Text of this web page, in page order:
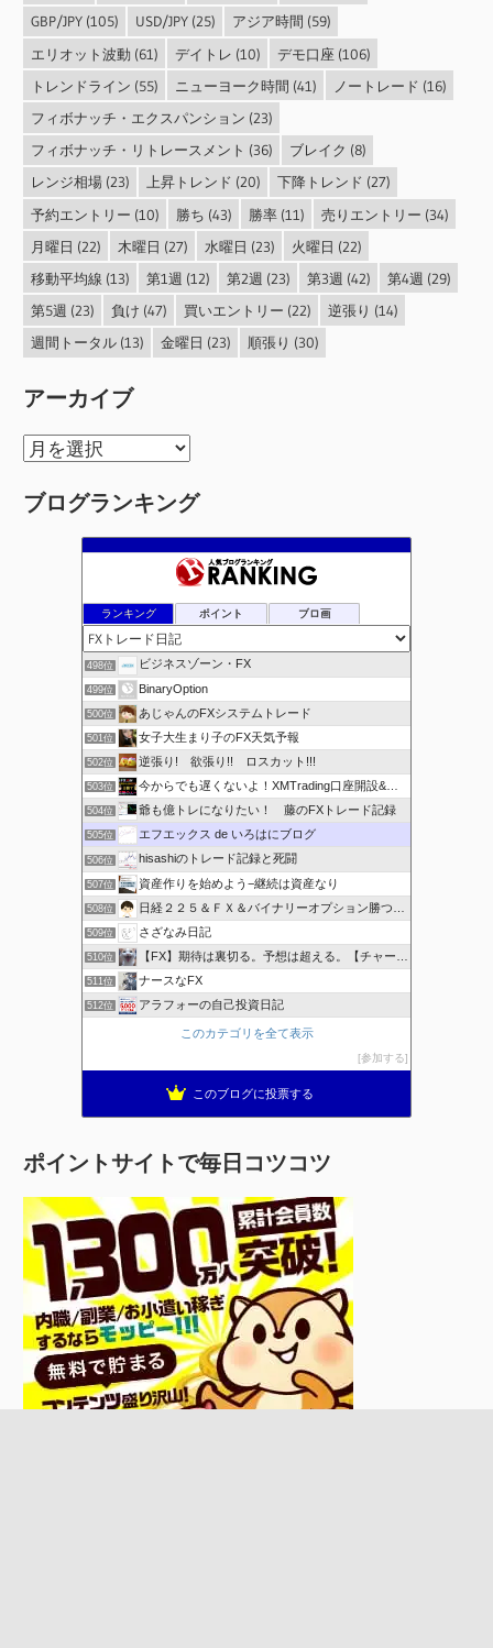
GBP/JPY(105) USD/JPY(25) アジア時間 (59)
エリオット波動 (61) デイトレ (10) デモ口座 (106)
トレンドライン (55) ニューヨーク時間 (41) ノートレード (16)
フィボナッチ・エクスパンション (23)
フィボナッチ・リトレースメント (36) ブレイク (8)
レンジ相場(23) 上昇トレンド (20) 下降トレンド (27)
予約エントリー (10) 勝ち (43) 勝率(11) 売りエントリー (34)
月曜日 (22) 木曜日 (27) 水曜日 (23) 火曜日 (22)
移動平均線 (13) 第1週 (12) 第2週 (23) 第3週 (42) 第4週 (29)
第5週 (23) 負け (47) 買いエントリー (22) 逆張り (14)
週間トータル(13) 金曜日 (23) 順張り (30)
アーカイブ
ア
カ
ブログランキング
ランキング ポイント ブロ画
498位 ビジネスゾーン・FX
499位 BinaryOption
500位 あじゃんのFXシステムトレード
501位 女子大生まり子のFX天気予報
502位 逆張り! 欲張り!! ロスカット!!!
503位 今からでも遅くないよ！XMTrading口座開設&攻略ブログ
504位 爺も億トレになりたい！ 藤のFXトレード記録
505位 エフエックス de いろはにブログ
506位 hisashiのトレード記録と死闘
507位 資産作りを始めよう−継続は資産なり
508位 日経２２５＆ＦＸ＆バイナリーオプション勝つための
509位 さざなみ日記
510位 【FX】期待は裏切る。予想は超える。【チャート学びブログ】
511位 ナースなFX
512位 アラフォーの自己投資日記
このカテゴリを全て表示
参加する
このブログに投票する
ポイントサイトで毎日コツコツ